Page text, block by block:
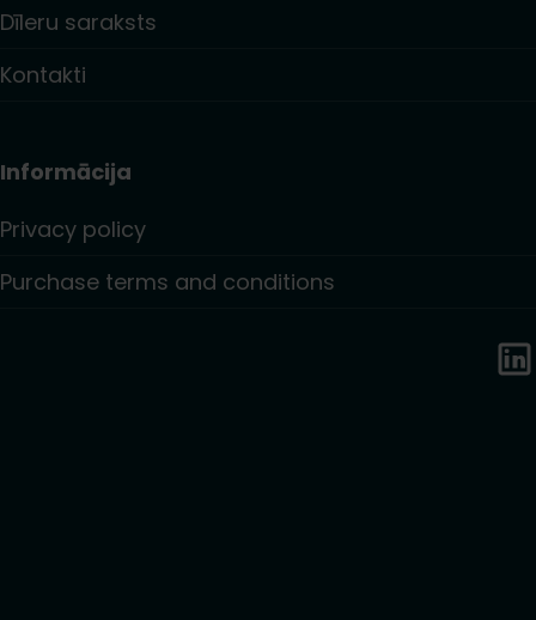
Dīleru saraksts
Kontakti
Informācija
Privacy policy
Purchase terms and conditions